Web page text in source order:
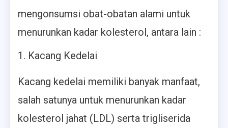
mengonsumsi obat-obatan alami untuk
menurunkan kadar kolesterol, antara lain :
Kacang Kedelai
Kacang kedelai memiliki banyak manfaat,
salah satunya untuk menurunkan kadar
kolesterol jahat (LDL) serta trigliserida